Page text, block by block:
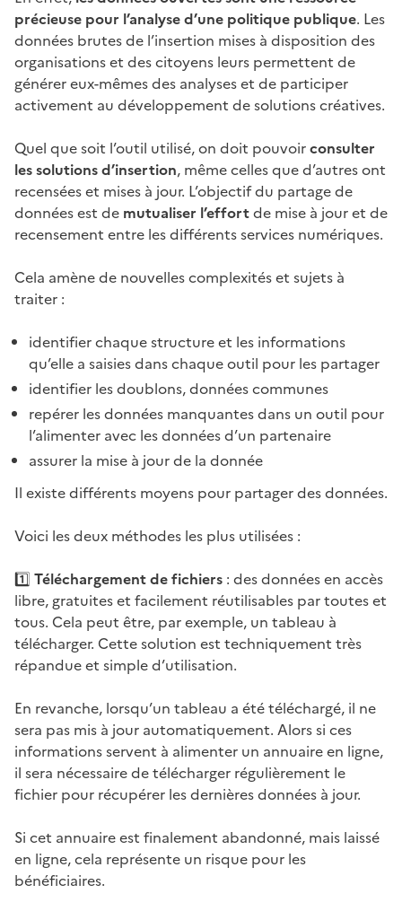
précieuse pour l’analyse d’une politique publique. Les
données brutes de l’insertion mises à disposition des
organisations et des citoyens leurs permettent de
générer eux-mêmes des analyses et de participer
activement au développement de solutions créatives.
Quel que soit l’outil utilisé, on doit pouvoirconsulter
les solutions d’insertion, même celles que d’autres ont
recensées et mises à jour. L’objectif du partage de
données est de mutualiser l’effortde mise à jour et de
recensement entre les différents services numériques.
Cela amène de nouvelles complexités et sujets à
traiter :
identifier chaque structure et les informations
qu’elle a saisies dans chaque outil pour les partager
identifier les doublons, données communes
repérer les données manquantes dans un outil pour
l’alimenter avec les données d’un partenaire
assurer la mise à jour de la donnée
Il existe différents moyens pour partager des données.
Voici les deux méthodes les plus utilisées :
1️⃣ Téléchargement de fichiers : des données en accès
libre, gratuites et facilement réutilisables par toutes et
tous. Cela peut être, par exemple, un tableau à
télécharger. Cette solution est techniquement très
répandue et simple d’utilisation.
En revanche, lorsqu’un tableau a été téléchargé, il ne
sera pas mis à jour automatiquement. Alors si ces
informations servent à alimenter un annuaire en ligne,
il sera nécessaire de télécharger régulièrement le
fichier pour récupérer les dernières données à jour.
Si cet annuaire est finalement abandonné, mais laissé
en ligne, cela représente un risque pour les
bénéficiaires.